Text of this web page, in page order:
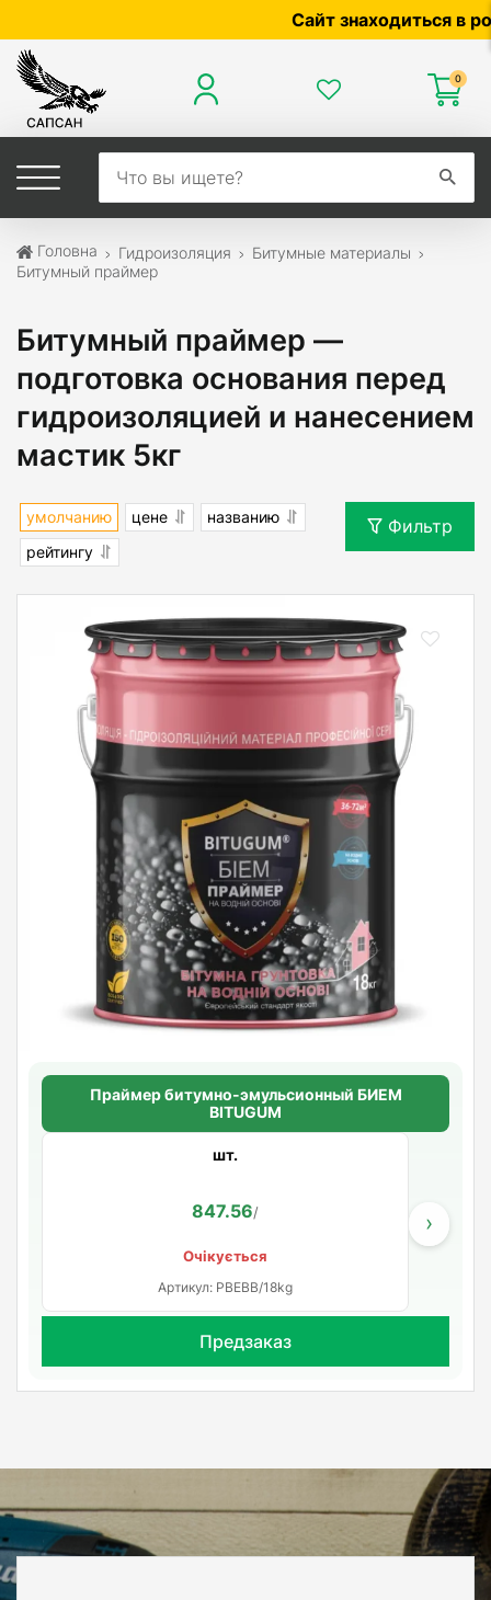
Сайт знаходиться в
0
Головна Гидроизоляция
Битумные материалы
Битумный праймер
Битумный праймер —
подготовка основания перед
гидроизоляцией и нанесением
мастик 5кг
умолчанию цене
названию
рейтингу
Фильтр
Праймер битумно-эмульсионный БИЕМ
BITUGUM
шт.
847.56/
Очікується
Артикул: PBEBB/18kg
›
Предзаказ